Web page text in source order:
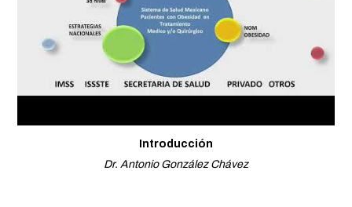
Introducción
Dr. Antonio González Chávez